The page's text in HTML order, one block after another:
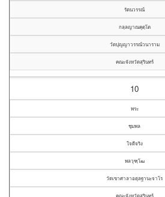
รัตนวรรณ์
กลฺลญาณคุตฺโต
วัดปุญญาวรรณ์วนาราม
คณะจังหวัดสุรินทร์
10
พระ
ชุมพล
ใจดีจริง
พลวุฑฺโฒ
วัดเขาศาลาอตุลฐานะจาโร
คณะจังหวัดสุรินทร์